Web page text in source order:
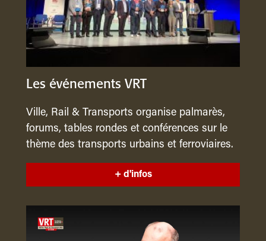
Les événements VRT
Ville, Rail & Transports organise palmarès,
forums, tables rondes et conférences sur le
thème des transports urbains et ferroviaires.
+ d'infos